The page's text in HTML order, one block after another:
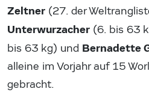
Zeltner (27. der
Unterwurzacher (6. bis 63
bis 63 kg) und Bernadette
alleine im Vorjahr auf 15
gebracht.